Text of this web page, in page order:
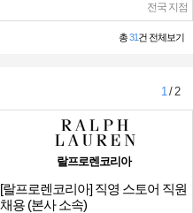
전국 지점
총31건 전체보기
1/ 2
랄프로렌코리아
[랄프로렌코리아] 직영 스토어 직원
채용 (본사 소속)